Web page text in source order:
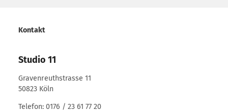
Kontakt
Studio 11
Gravenreuthstrasse 11
50823 Köln
Telefon: 0176 / 23 61 77 20